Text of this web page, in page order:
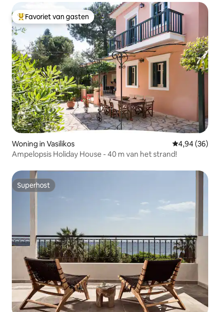
Topfavoriet van gasten
Favoriet van gasten
Woning in Vasilikos Gemiddelde
4,94 (36)
Ampelopsis Holiday House - 40 m van het strand!
Superhost
Superhost